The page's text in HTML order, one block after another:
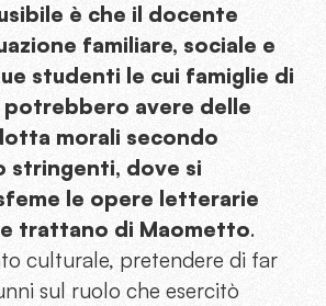
è che il docente
familiare, sociale e
studenti le cui famiglie di
avere delle
morali secondo
stringenti, dove si
le opere letterarie
trattano di Maometto.
culturale, pretendere di far
sul ruolo che esercitò